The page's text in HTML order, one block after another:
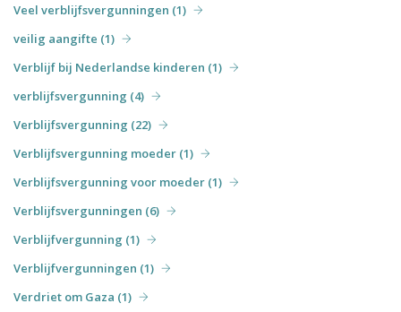
Veel verblijfsvergunningen (1)
veilig aangifte (1)
Verblijf bij Nederlandse kinderen (1)
verblijfsvergunning (4)
Verblijfsvergunning (22)
Verblijfsvergunning moeder (1)
Verblijfsvergunning voor moeder (1)
Verblijfsvergunningen (6)
Verblijfvergunning (1)
Verblijfvergunningen (1)
Verdriet om Gaza (1)